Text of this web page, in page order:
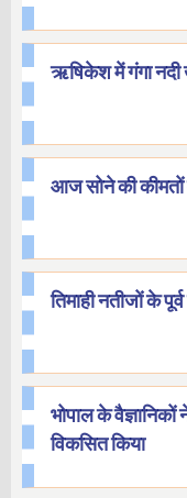
ऋषिकेश में गंगा
आज सोने की कीमतों
तिमाही नतीजों के
भोपाल के
विकसित किया